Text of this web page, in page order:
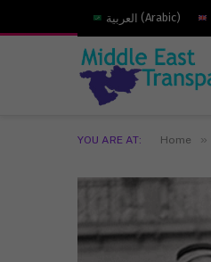
العربية (Arabic)
YOU ARE AT: Home »